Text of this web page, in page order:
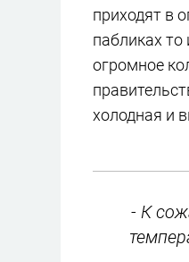
приходят в
пабликах
огромное
холодная и
- К